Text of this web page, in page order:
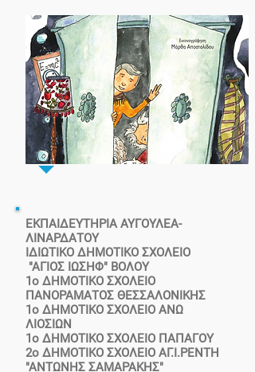
ΕΚΠΑΙΔΕΥΤΗΡΙΑ ΑΥΓΟΥΛΕΑ-
ΛΙΝΑΡΔΑΤΟΥ
ΙΔΙΩΤΙΚΟ ΔΗΜΟΤΙΚΟ ΣΧΟΛΕΙΟ
"ΑΓΙΟΣ ΙΩΣΗΦ" ΒΟΛΟΥ
1o ΔΗΜΟΤΙΚΟ ΣΧΟΛΕΙΟ
ΠΑΝΟΡΑΜΑΤΟΣ ΘΕΣΣΑΛΟΝΙΚΗΣ
1ο ΔΗΜΟΤΙΚΟ ΣΧΟΛΕΙΟ ΑΝΩ
ΛΙΟΣΙΩΝ
1ο ΔΗΜΟΤΙΚΟ ΣΧΟΛΕΙΟ ΠΑΠΑΓΟΥ
2ο ΔΗΜΟΤΙΚΟ ΣΧΟΛΕΙΟ ΑΓ.Ι.ΡΕΝΤΗ
"ΑΝΤΩΝΗΣ ΣΑΜΑΡΑΚΗΣ"